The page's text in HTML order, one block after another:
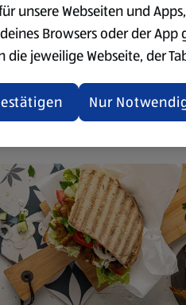
unsere Webseiten und
Browsers oder der
jeweilige Webseite, der
geschlossen und
und
Nur